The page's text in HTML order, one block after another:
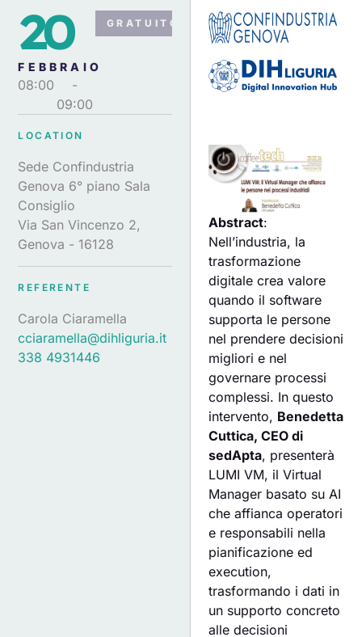
20
FEBBRAIO
08:00
-
09:00
GRATUITO
LOCATION
Sede Confindustria
Genova 6° piano Sala
Consiglio
Via San Vincenzo 2,
Genova - 16128
REFERENTE
Carola Ciaramella
cciaramella@dihliguria.it
338 4931446
Abstract:
Nell’industria, la
trasformazione
digitale crea valore
quando il software
supporta le persone
nel prendere decisioni
migliori e nel
governare processi
complessi. In questo
intervento, Benedetta
Cuttica, CEO di
sedApta, presenterà
LUMI VM, il Virtual
Manager basato su AI
che affianca operatori
e responsabili nella
pianificazione ed
execution,
trasformando i dati in
un supporto concreto
alle decisioni